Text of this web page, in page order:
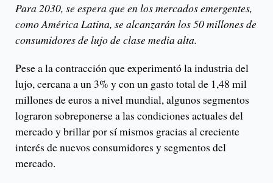
Para 2030, se espera que en los mercados emergentes,
como América Latina, se alcanzarán los 50 millones de
consumidores de lujo de clase media alta.
Pese a la contracción que experimentó la industria del
lujo, cercana a un 3% y con un gasto total de 1,48 mil
millones de euros a nivel mundial, algunos segmentos
lograron sobreponerse a las condiciones actuales del
mercado y brillar por sí mismos gracias al creciente
interés de nuevos consumidores y segmentos del
mercado.